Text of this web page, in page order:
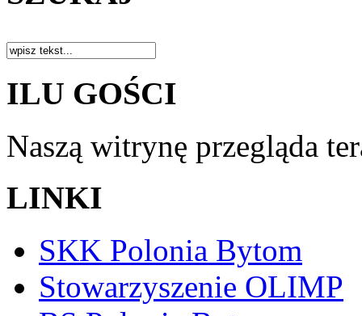
ILU GOŚCI
Naszą witrynę przegląda
LINKI
SKK Polonia Bytom
Stowarzyszenie OLIMP